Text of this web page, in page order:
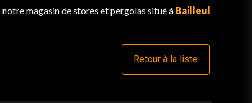
magasin de stores et pergolas situé à Bailleul
Retour à la liste